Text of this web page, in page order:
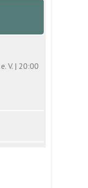
V. | 20:00